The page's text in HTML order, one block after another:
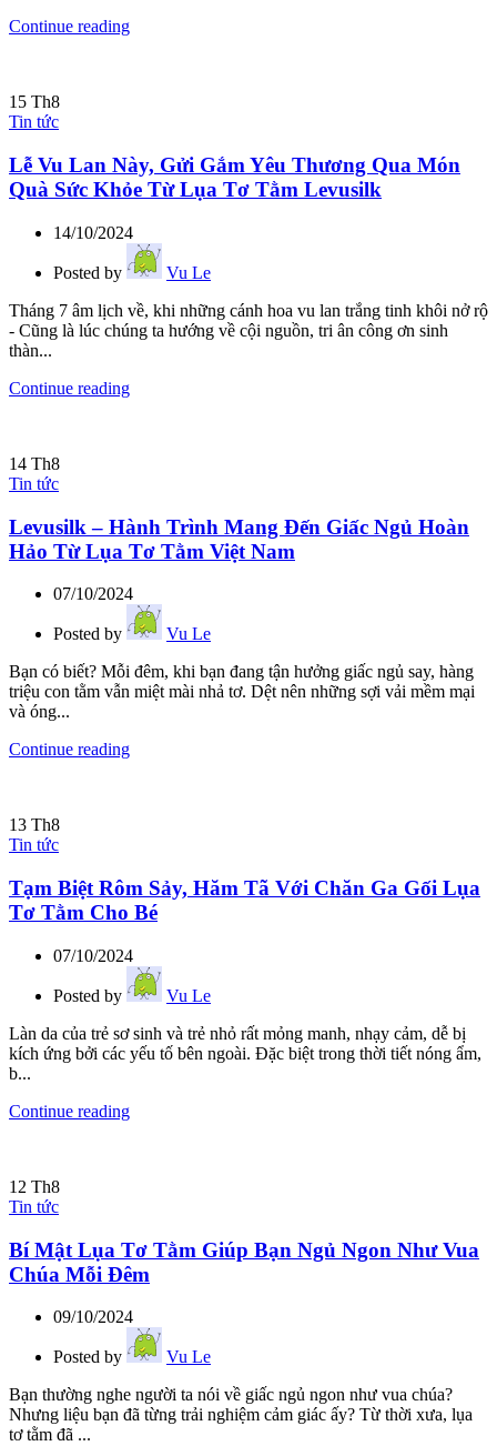
Continue reading
15 Th8
Tin tức
Lễ Vu Lan Này, Gửi Gắm Yêu Thương Qua Món
Quà Sức Khỏe Từ Lụa Tơ Tằm Levusilk
14/10/2024
Posted by
Vu Le
Tháng 7 âm lịch về, khi những cánh hoa vu lan trắng tinh khôi nở rộ
- Cũng là lúc chúng ta hướng về cội nguồn, tri ân công ơn sinh
thàn...
Continue reading
14 Th8
Tin tức
Levusilk – Hành Trình Mang Đến Giấc Ngủ Hoàn
Hảo Từ Lụa Tơ Tằm Việt Nam
07/10/2024
Posted by
Vu Le
Bạn có biết? Mỗi đêm, khi bạn đang tận hưởng giấc ngủ say, hàng
triệu con tằm vẫn miệt mài nhả tơ. Dệt nên những sợi vải mềm mại
và óng...
Continue reading
13 Th8
Tin tức
Tạm Biệt Rôm Sảy, Hăm Tã Với Chăn Ga Gối Lụa
Tơ Tằm Cho Bé
07/10/2024
Posted by
Vu Le
Làn da của trẻ sơ sinh và trẻ nhỏ rất mỏng manh, nhạy cảm, dễ bị
kích ứng bởi các yếu tố bên ngoài. Đặc biệt trong thời tiết nóng ẩm,
b...
Continue reading
12 Th8
Tin tức
Bí Mật Lụa Tơ Tằm Giúp Bạn Ngủ Ngon Như Vua
Chúa Mỗi Đêm
09/10/2024
Posted by
Vu Le
Bạn thường nghe người ta nói về giấc ngủ ngon như vua chúa?
Nhưng liệu bạn đã từng trải nghiệm cảm giác ấy? Từ thời xưa, lụa
tơ tằm đã ...